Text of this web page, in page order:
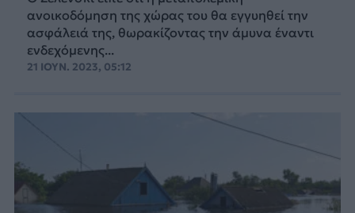
ανοικοδόμηση της χώρας του θα εγγυηθεί την
ασφάλειά της, θωρακίζοντας την άμυνα έναντι
ενδεχόμενης...
21 ΙΟΥΝ. 2023, 05:12